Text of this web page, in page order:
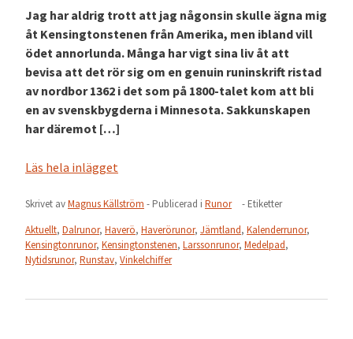
Jag har aldrig trott att jag någonsin skulle ägna mig
åt Kensingtonstenen från Amerika, men ibland vill
ödet annorlunda. Många har vigt sina liv åt att
bevisa att det rör sig om en genuin runinskrift ristad
av nordbor 1362 i det som på 1800-talet kom att bli
en av svenskbygderna i Minnesota. Sakkunskapen
har däremot […]
Läs hela inlägget
Skrivet avMagnus Källström - Publicerad i Runor
- Etiketter
Aktuellt, Dalrunor, Haverö, Haverörunor, Jämtland, Kalenderrunor,
Kensingtonrunor, Kensingtonstenen, Larssonrunor, Medelpad,
Nytidsrunor, Runstav, Vinkelchiffer